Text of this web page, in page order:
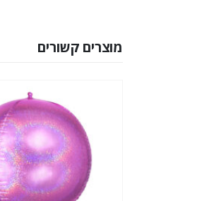
מוצרים קשורים